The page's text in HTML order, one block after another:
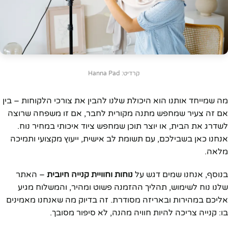
קרדיט: Hanna Pad
מה שמייחד אותנו הוא היכולת שלנו להבין את צורכי הלקוחות – בין
אם זה צעיר שמחפש מתנה מקורית לחבר, אם זו משפחה שרוצה
לשדרג את הבית, או יוצר תוכן שמחפש ציוד איכותי במחיר נוח.
אנחנו כאן בשבילכם, עם תשומת לב אישית, ייעוץ מקצועי ותמיכה
מלאה.
בנוסף, אנחנו שמים דגש על נוחות וחוויית קנייה חיובית – האתר
שלנו נוח לשימוש, תהליך ההזמנה פשוט ומהיר, והמשלוח מגיע
אליכם במהירות ובאריזה מסודרת. זה בדיוק מה שאנחנו מאמינים
בו: קנייה צריכה להיות חוויה מהנה, לא סיפור מסובך.